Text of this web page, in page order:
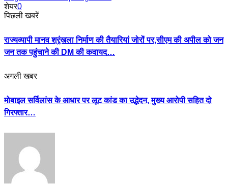
शेयर0
पिछली खबरें
राज्यव्यापी मानव श्रृंखला निर्माण की तैयारियां जोरों पर,सीएम की अपील को जन
जन तक पहुंचाने की DM की कवायद…
अगली खबर
मोबाइल सर्विलांस के आधार पर लूट कांड का उद्भेदन, मुख्य आरोपी सहित दो
गिरफ्तार…